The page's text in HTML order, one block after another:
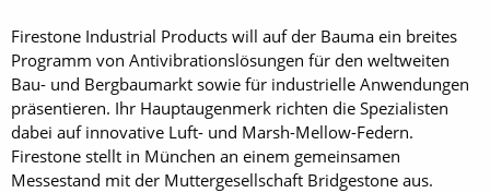
Firestone Industrial Products will auf der Bauma ein breites
Programm von Antivibrationslösungen für den weltweiten
Bau- und Bergbaumarkt sowie für industrielle Anwendungen
präsentieren. Ihr Hauptaugenmerk richten die Spezialisten
dabei auf innovative Luft- und Marsh-Mellow-Federn.
Firestone stellt in München an einem gemeinsamen
Messestand mit der Muttergesellschaft Bridgestone aus.